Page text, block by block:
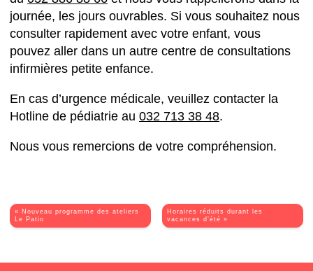
journée, les jours ouvrables. Si vous souhaitez nous
consulter rapidement avec votre enfant, vous
pouvez aller dans un autre centre de consultations
infirmières petite enfance.
En cas d’urgence médicale, veuillez contacter la
Hotline de pédiatrie au 032 713 38 48.
Nous vous remercions de votre compréhension.
Horaires réduits durant les
vacances d’été »
« Nouveau programme des ateliers
Le Patio